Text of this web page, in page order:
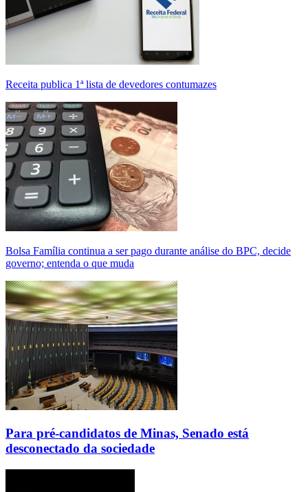
Receita publica 1ª lista de devedores contumazes
Bolsa Família continua a ser pago durante análise do BPC, decide
governo; entenda o que muda
Para pré-candidatos de Minas, Senado está
desconectado da sociedade